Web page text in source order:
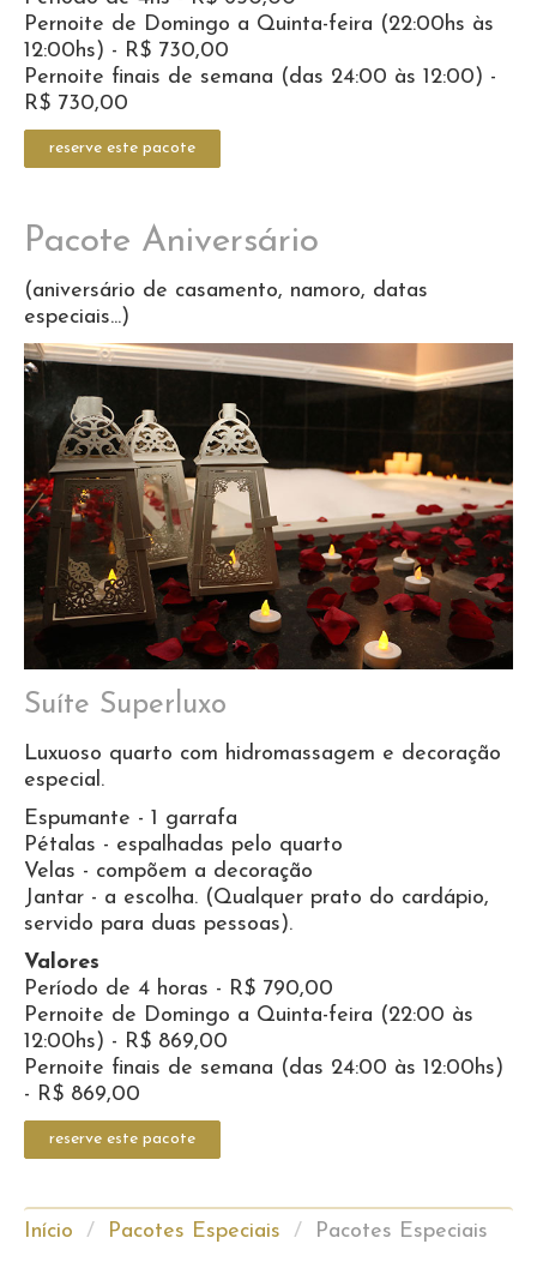
Pernoite de Domingo a Quinta-feira (22:00hs às
12:00hs) - R$ 730,00
Pernoite finais de semana (das 24:00 às 12:00) -
R$ 730,00
reserve este pacote
Pacote Aniversário
(aniversário de casamento, namoro, datas
especiais...)
Suíte Superluxo
Luxuoso quarto com hidromassagem e decoração
especial.
Espumante - 1 garrafa
Pétalas - espalhadas pelo quarto
Velas - compõem a decoração
Jantar - a escolha. (Qualquer prato do cardápio,
servido para duas pessoas).
Valores
Período de 4 horas - R$ 790,00
Pernoite de Domingo a Quinta-feira (22:00 às
12:00hs) - R$ 869,00
Pernoite finais de semana (das 24:00 às 12:00hs)
- R$ 869,00
reserve este pacote
Início / Pacotes Especiais / Pacotes Especiais